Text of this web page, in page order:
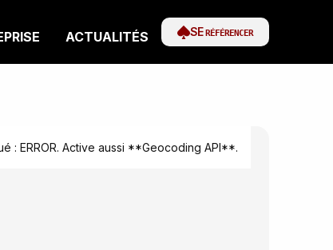
ACTUALITÉS SERÉFÉRENCER
: ERROR. Active aussi **Geocoding API**.